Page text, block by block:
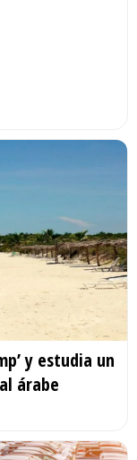
y estudia un
árabe